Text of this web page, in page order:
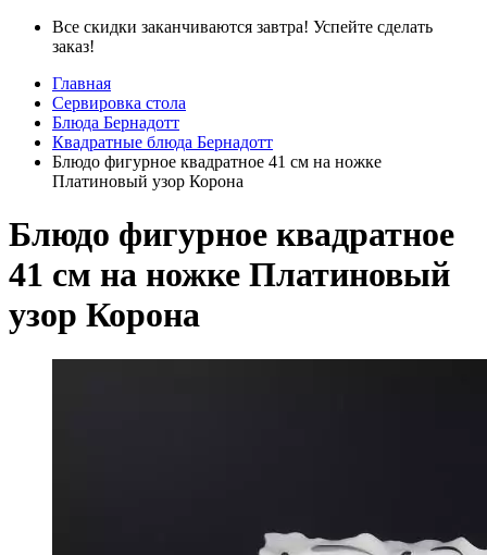
Все скидки заканчиваются завтра! Успейте сделать
заказ!
Главная
Сервировка стола
Блюда Бернадотт
Квадратные блюда Бернадотт
Блюдо фигурное квадратное 41 см на ножке
Платиновый узор Корона
Блюдо фигурное квадратное
41 см на ножке Платиновый
узор Корона